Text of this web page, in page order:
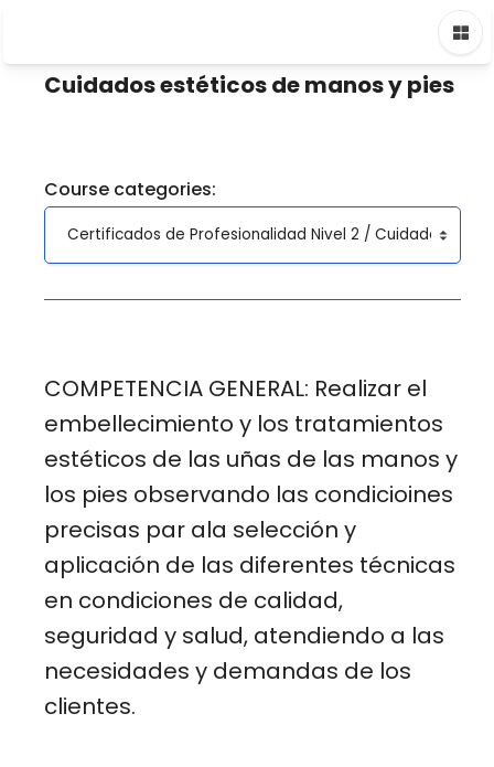
Certificados de Profesionalidad Nivel 2
Cuidados estéticos de manos y pies
Course categories:
COMPETENCIA GENERAL: Realizar el
embellecimiento y los tratamientos
estéticos de las uñas de las manos y
los pies observando las condicioines
precisas par ala selección y
aplicación de las diferentes técnicas
en condiciones de calidad,
seguridad y salud, atendiendo a las
necesidades y demandas de los
clientes.